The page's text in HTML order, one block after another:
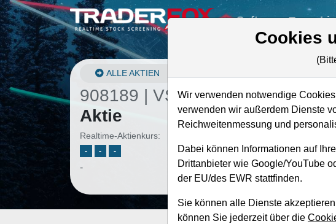
Software
ALLE AKTIEN
908189 | VSAT–Viasat
Aktie
Realtime-Aktienkurs:
- - -
-
Cookies
Wir verwenden notwendige
verwenden wir außerdem Dienste
Reichweitenmessung und
Dabei können Informationen auf
Drittanbieter wie Google/YouTube
der EU/des EWR stattfinden.
Sie können alle Dienste
können Sie jederzeit über die